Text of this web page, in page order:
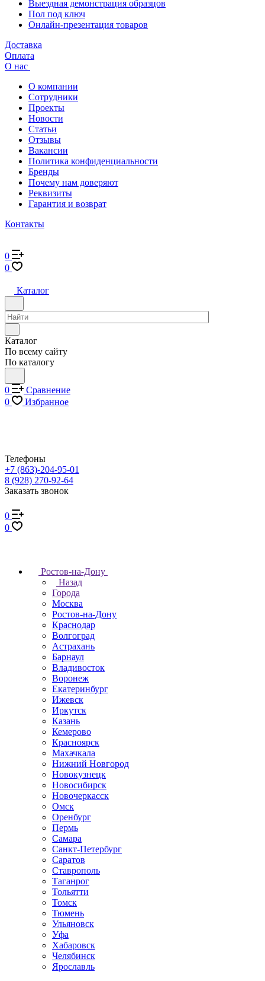
Выездная демонстрация образцов
Пол под ключ
Онлайн-презентация товаров
Доставка
Оплата
О нас
О компании
Сотрудники
Проекты
Новости
Статьи
Отзывы
Вакансии
Политика конфиденциальности
Бренды
Почему нам доверяют
Реквизиты
Гарантия и возврат
Контакты
0
0
Каталог
Каталог
По всему сайту
По каталогу
0
Сравнение
0
Избранное
Телефоны
+7 (863)-204-95-01
8 (928) 270-92-64
Заказать звонок
0
0
Ростов-на-Дону
Назад
Города
Москва
Ростов-на-Дону
Краснодар
Волгоград
Астрахань
Барнаул
Владивосток
Воронеж
Екатеринбург
Ижевск
Иркутск
Казань
Кемерово
Красноярск
Махачкала
Нижний Новгород
Новокузнецк
Новосибирск
Новочеркаcск
Омск
Оренбург
Пермь
Самара
Санкт-Петербург
Саратов
Ставрополь
Таганрог
Тольятти
Томск
Тюмень
Ульяновск
Уфа
Хабаровск
Челябинск
Ярославль